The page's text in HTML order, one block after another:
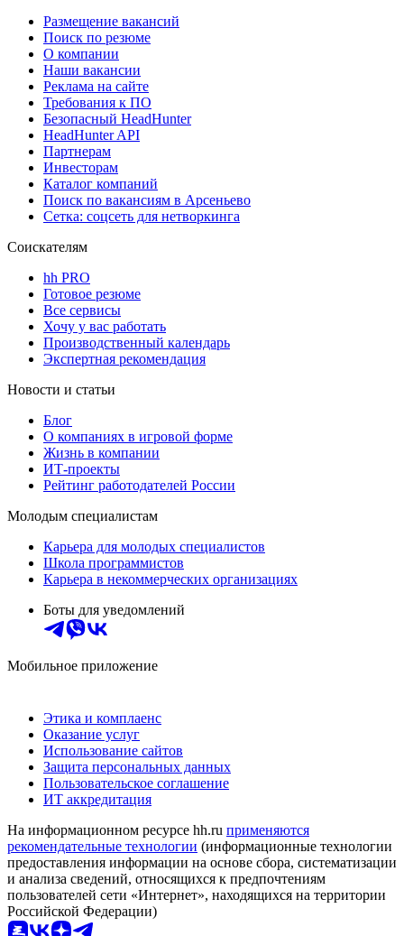
Размещение вакансий
Поиск по резюме
О компании
Наши вакансии
Реклама на сайте
Требования к ПО
Безопасный HeadHunter
HeadHunter API
Партнерам
Инвесторам
Каталог компаний
Поиск по вакансиям в Арсеньево
Сетка: соцсеть для нетворкинга
Соискателям
hh PRO
Готовое резюме
Все сервисы
Хочу у вас работать
Производственный календарь
Экспертная рекомендация
Новости и статьи
Блог
О компаниях в игровой форме
Жизнь в компании
ИТ-проекты
Рейтинг работодателей России
Молодым специалистам
Карьера для молодых специалистов
Школа программистов
Карьера в некоммерческих организациях
Боты для уведомлений
Мобильное приложение
Этика и комплаенс
Оказание услуг
Использование сайтов
Защита персональных данных
Пользовательское соглашение
ИТ аккредитация
На информационном ресурсе hh.ru применяются
рекомендательные технологии (информационные технологии
предоставления информации на основе сбора, систематизации
и анализа сведений, относящихся к предпочтениям
пользователей сети «Интернет», находящихся на территории
Российской Федерации)